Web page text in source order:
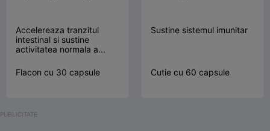
Accelereaza tranzitul
intestinal si sustine
activitatea normala a...
Flacon cu 30 capsule
Sustine sistemul imunitar
Cutie cu 60 capsule